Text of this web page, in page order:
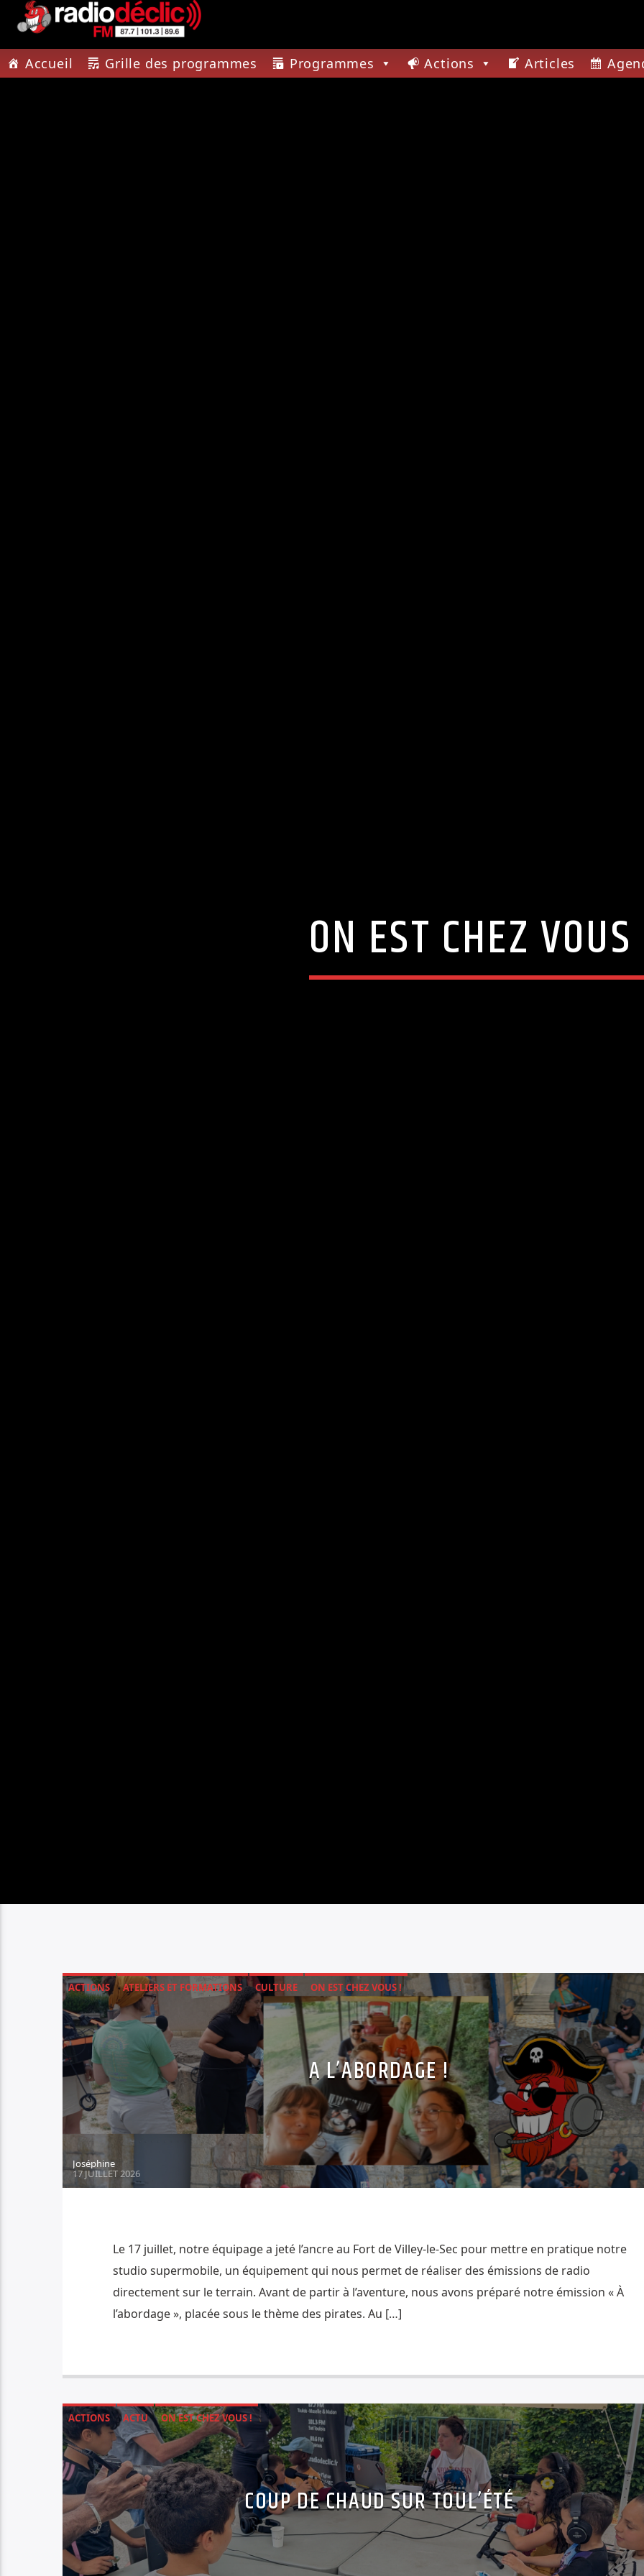
Accueil Grille des programmes Programmes Actions Articles
ON EST CHEZ
ACTIONS ATELIERS ET FORMATIONS CULTURE ON EST CHEZ VOUS !
A L’ABORDAGE !
Joséphine
17 JUILLET 2026
Le 17 juillet, notre équipage a jeté l’ancre au Fort de Villey-le-Sec pour mettre en pratique notre
studio supermobile, un équipement qui nous permet de réaliser des émissions de radio
directement sur le terrain. Avant de partir à l’aventure, nous avons préparé notre émission « À
l’abordage », placée sous le thème des pirates. Au […]
ACTIONS ACTU ON EST CHEZ VOUS !
COUP DE CHAUD SUR TOUL’ÉTÉ